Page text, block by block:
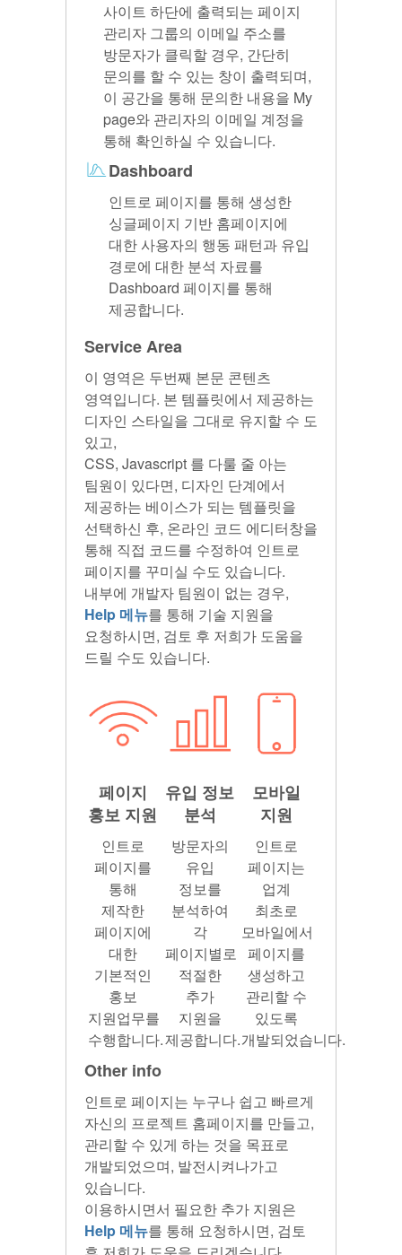
사이트 하단에 출력되는 페이지
관리자 그룹의 이메일 주소를
방문자가 클릭할 경우, 간단히
문의를 할 수 있는 창이 출력되며,
이 공간을 통해 문의한 내용을 My
page와 관리자의 이메일 계정을
통해 확인하실 수 있습니다.
Dashboard
인트로 페이지를 통해 생성한
싱글페이지 기반 홈페이지에
대한 사용자의 행동 패턴과 유입
경로에 대한 분석 자료를
Dashboard 페이지를 통해
제공합니다.
Service Area
이 영역은 두번째 본문 콘텐츠
영역입니다. 본 템플릿에서 제공하는
디자인 스타일을 그대로 유지할 수 도
있고,
CSS, Javascript 를 다룰 줄 아는
팀원이 있다면, 디자인 단계에서
제공하는 베이스가 되는 템플릿을
선택하신 후, 온라인 코드 에디터창을
통해 직접 코드를 수정하여 인트로
페이지를 꾸미실 수도 있습니다.
내부에 개발자 팀원이 없는 경우,
Help 메뉴를 통해 기술 지원을
요청하시면, 검토 후 저희가 도움을
드릴 수도 있습니다.
페이지
홍보 지원
인트로
페이지를
통해
제작한
페이지에
대한
기본적인
홍보
지원업무를
수행합니다.
유입 정보
분석
방문자의
유입
정보를
분석하여
각
페이지별로
적절한
추가
지원을
제공합니다.
모바일
지원
인트로
페이지는
업계
최초로
모바일에서
페이지를
생성하고
관리할 수
있도록
개발되었습니다.
Other info
인트로 페이지는 누구나 쉽고 빠르게
자신의 프로젝트 홈페이지를 만들고,
관리할 수 있게 하는 것을 목표로
개발되었으며, 발전시켜나가고
있습니다.
이용하시면서 필요한 추가 지원은
Help 메뉴를 통해 요청하시면, 검토